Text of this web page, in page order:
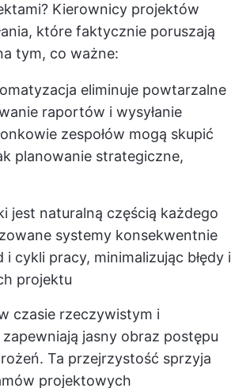
Kierownicy projektów
które faktycznie poruszają
tym, co ważne:
eliminuje powtarzalne
raportów i wysyłanie
zespołów mogą skupić
planowanie strategiczne,
jest naturalną częścią każdego
systemy konsekwentnie
cykli pracy, minimalizując błędy i
projektu
czasie rzeczywistym i
jasny obraz postępu
Ta przejrzystość sprzyja
projektowych